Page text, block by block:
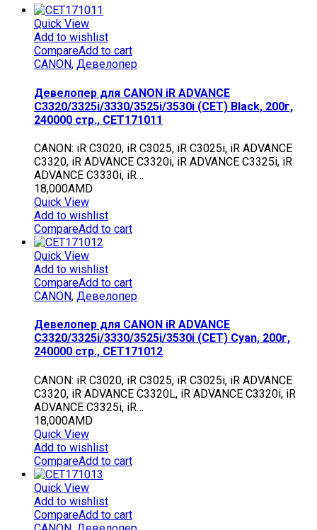
Quick View
Add to wishlist
CompareAdd to cart
CANON, Девелопер
Девелопер для CANON iR ADVANCE
C3320/3325i/3330/3525i/3530i (CET) Black, 200г,
240000 стр., CET171011
CANON: iR C3020, iR C3025, iR C3025i, iR ADVANCE
C3320, iR ADVANCE C3320i, iR ADVANCE C3325i, iR
ADVANCE C3330i, iR…
18,000AMD
Quick View
Add to wishlist
CompareAdd to cart
Quick View
Add to wishlist
CompareAdd to cart
CANON, Девелопер
Девелопер для CANON iR ADVANCE
C3320/3325i/3330/3525i/3530i (CET) Cyan, 200г,
240000 стр., CET171012
CANON: iR C3020, iR C3025, iR C3025i, iR ADVANCE
C3320, iR ADVANCE C3320L, iR ADVANCE C3320i, iR
ADVANCE C3325i, iR…
18,000AMD
Quick View
Add to wishlist
CompareAdd to cart
Quick View
Add to wishlist
CompareAdd to cart